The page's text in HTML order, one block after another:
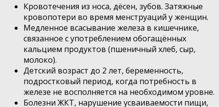
Кровотечения из носа, дёсен, зубов. Затяжные
кровопотери во время менструаций у женщин.
Медленное всасывание железа в кишечнике,
связанное с употреблением обогащённых
кальцием продуктов (пшеничный хлеб, сыр,
молоко).
Детский возраст до 2 лет, беременность,
подростковый период, когда потребность в
железе не восполняется на необходимом уровне.
Болезни ЖКТ, нарушение усваиваемости пищи,